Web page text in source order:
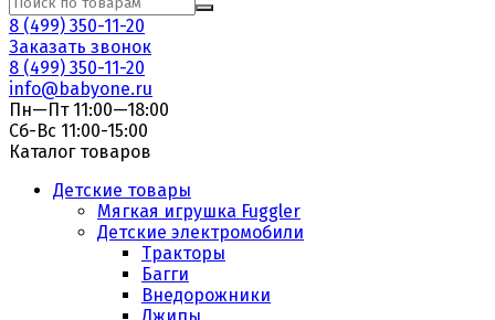
8 (499) 350-11-20
Заказать звонок
8 (499) 350-11-20
info@babyone.ru
Пн—Пт 11:00—18:00
Сб-Вс 11:00-15:00
Каталог товаров
Детские товары
Мягкая игрушка Fuggler
Детские электромобили
Тракторы
Багги
Внедорожники